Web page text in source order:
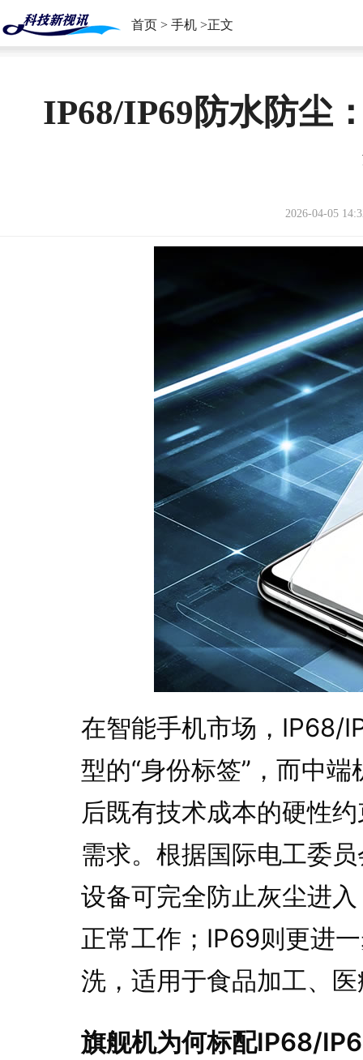
首页 > 手机 >正文
IP68/IP69防水防尘
2026-04-05
在智能手机市场，IP68/
型的“身份标签”，而中
后既有技术成本的硬性
需求。根据国际电工委
设备可完全防止灰尘进
正常工作；IP69则更进
洗，适用于食品加工、
旗舰机为何标配IP68/